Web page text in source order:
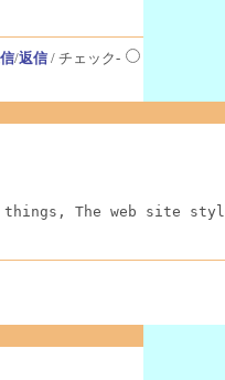
/返信/ チェック-
things, The web